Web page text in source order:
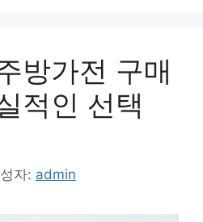
방가전 구매
적인 선택
자: admin